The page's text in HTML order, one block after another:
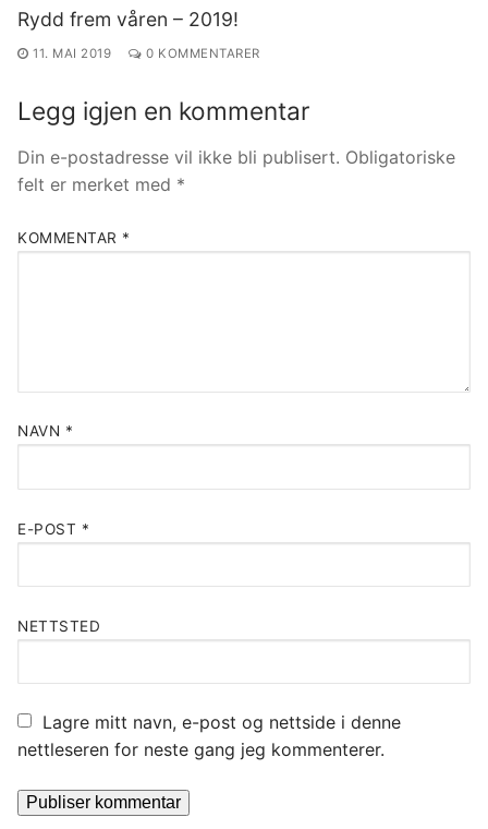
Rydd frem våren – 2019!
11. MAI 2019 0 KOMMENTARER
Legg igjen en kommentar
Din e-postadresse vil ikke bli publisert. Obligatoriske
felt er merket med *
KOMMENTAR *
NAVN *
E-POST *
NETTSTED
Lagre mitt navn, e-post og nettside i denne
nettleseren for neste gang jeg kommenterer.